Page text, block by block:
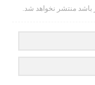
باشد منتشر نخواهد شد.